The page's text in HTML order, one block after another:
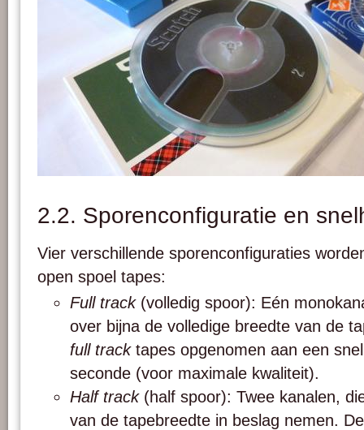
2.2. Sporenconfiguratie en
Vier verschillende sporenconfiguraties
open spoel tapes:
Full track (volledig spoor): Eén
over bijna de volledige breedte van de
full tracktapes opgenomen aan een
seconde (voor maximale kwaliteit).
Half track (half spoor): Twee kanalen,
van de tapebreedte in beslag nemen.